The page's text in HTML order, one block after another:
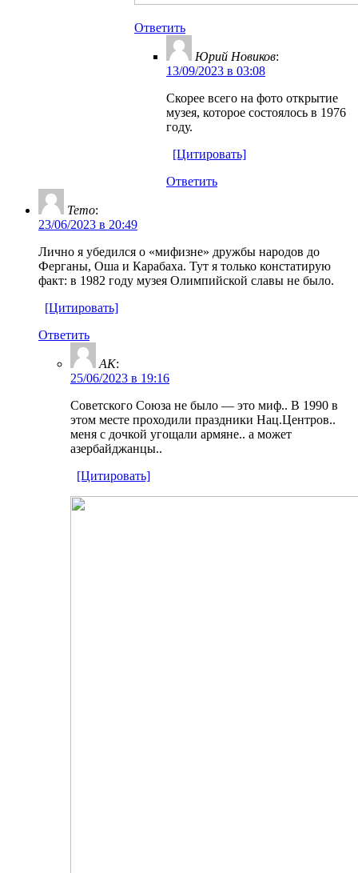
Ответить
Юрий Новиков:
13/09/2023 в 03:08
Скорее всего на фото открытие
музея, которое состоялось в 1976
году.
[Цитировать]
Ответить
Temo:
23/06/2023 в 20:49
Лично я убедился о «мифизне» дружбы народов до
Ферганы, Оша и Карабаха. Тут я только констатирую
факт: в 1982 году музея Олимпийской славы не было.
[Цитировать]
Ответить
AK:
25/06/2023 в 19:16
Советского Союза не было — это миф.. В 1990 в
этом месте проходили праздники Нац.Центров..
меня с дочкой угощали армяне.. а может
азербайджанцы..
[Цитировать]